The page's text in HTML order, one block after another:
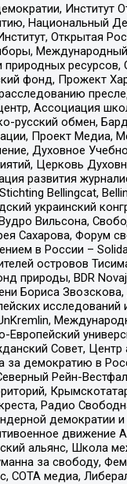
Национальный
Открытая
ресурсов,
фонд, Прожект
Ассоциация
русский обмен,
Проект Медиа,
Духовное
Церковь
развития
Bellingcat,
украинский
Вильсона,
Сахарова, Форум
в России –
островов
природы, BDR
Бориса
Европейский
Совет,
демократию в
Рейн-
Радио
демократии
движение
альянс, Школа
за свободу,
СОТА медиа,